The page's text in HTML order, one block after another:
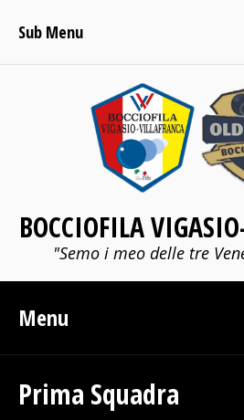
Sub Menu
BOCCIOFILA
"Semo i meo delle tre
Menu
Prima Squadra